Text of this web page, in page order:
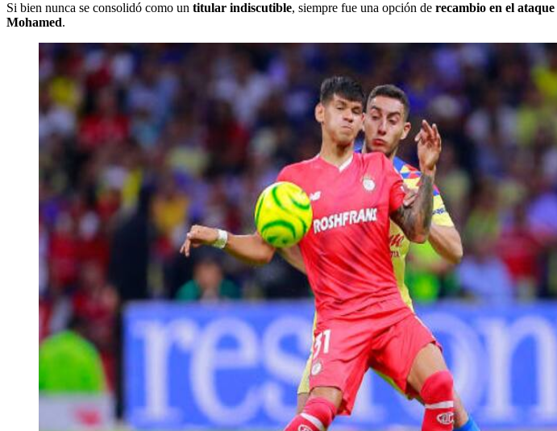
Si bien nunca se consolidó como un titular indiscutible, siempre fue una opción de recambio en el ataque
Mohamed.